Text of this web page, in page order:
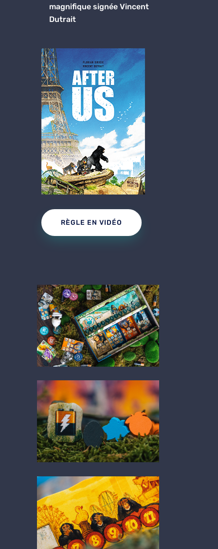
magnifique signée Vincent
Dutrait
RÈGLE EN VIDÉO